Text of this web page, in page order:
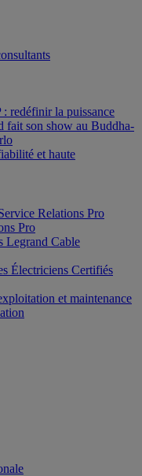
redéfinir la puissance
fait son show au Buddha-
et haute
Relations Pro
Pro
Legrand Cable
Électriciens Certifiés
et maintenance